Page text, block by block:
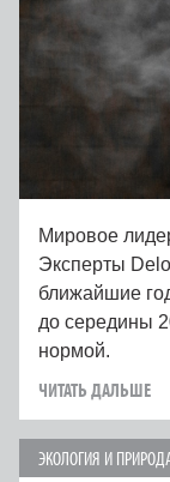
Мировое
Эксперты
ближайшие
до середины
нормой.
ЧИТАТЬ ДАЛЬШЕ
ЭКОЛОГИЯ И